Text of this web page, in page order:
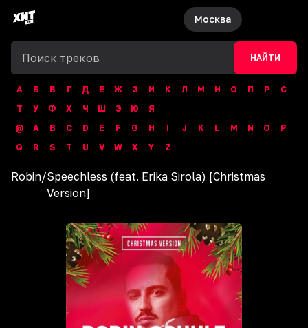
Москва
НАЙТИ
А Б В Г Д Е Ж З И К Л М Н О П Р
С
Т
У Ф Х Ч Ш Э Ю
Я
@
A B C D E F G H I J K L M N O
P
Q
R S T U V W X Y Z
Robin/Speechless (feat. Erika Sirola) [Christmas
Version]